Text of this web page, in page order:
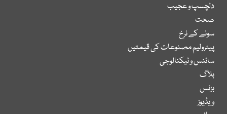
دلچسپ و عجیب
صحت
سونے کے نرخ
پیٹرولیم مصنوعات کی قیمتیں
سائنس و ٹیکنالوجی
بلاگ
بزنس
ویڈیوز